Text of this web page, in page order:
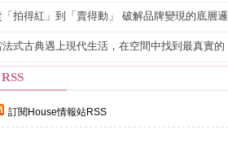
「拍得紅」到「賣得動」 破解品牌變現的底層邏
法式古典遇上現代生活，在空間中找到最真實的
RSS
訂閱House情報站RSS